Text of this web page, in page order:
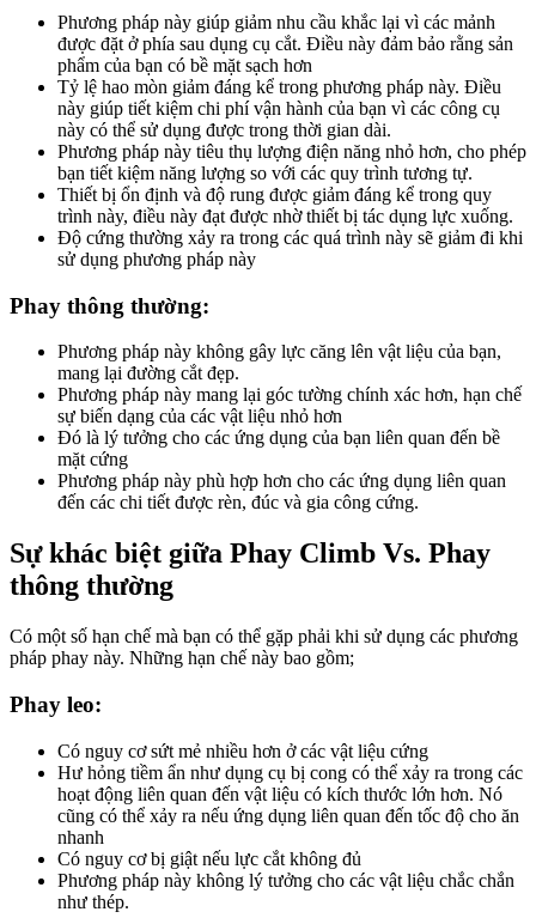
Phương pháp này giúp giảm nhu cầu khắc lại vì các mảnh
được đặt ở phía sau dụng cụ cắt. Điều này đảm bảo rằng sản
phẩm của bạn có bề mặt sạch hơn
Tỷ lệ hao mòn giảm đáng kể trong phương pháp này. Điều
này giúp tiết kiệm chi phí vận hành của bạn vì các công cụ
này có thể sử dụng được trong thời gian dài.
Phương pháp này tiêu thụ lượng điện năng nhỏ hơn, cho phép
bạn tiết kiệm năng lượng so với các quy trình tương tự.
Thiết bị ổn định và độ rung được giảm đáng kể trong quy
trình này, điều này đạt được nhờ thiết bị tác dụng lực xuống.
Độ cứng thường xảy ra trong các quá trình này sẽ giảm đi khi
sử dụng phương pháp này
Phay thông thường:
Phương pháp này không gây lực căng lên vật liệu của bạn,
mang lại đường cắt đẹp.
Phương pháp này mang lại góc tường chính xác hơn, hạn chế
sự biến dạng của các vật liệu nhỏ hơn
Đó là lý tưởng cho các ứng dụng của bạn liên quan đến bề
mặt cứng
Phương pháp này phù hợp hơn cho các ứng dụng liên quan
đến các chi tiết được rèn, đúc và gia công cứng.
Sự khác biệt giữa Phay Climb Vs. Phay
thông thường
Có một số hạn chế mà bạn có thể gặp phải khi sử dụng các phương
pháp phay này. Những hạn chế này bao gồm;
Phay leo:
Có nguy cơ sứt mẻ nhiều hơn ở các vật liệu cứng
Hư hỏng tiềm ẩn như dụng cụ bị cong có thể xảy ra trong các
hoạt động liên quan đến vật liệu có kích thước lớn hơn. Nó
cũng có thể xảy ra nếu ứng dụng liên quan đến tốc độ cho ăn
nhanh
Có nguy cơ bị giật nếu lực cắt không đủ
Phương pháp này không lý tưởng cho các vật liệu chắc chắn
như thép.